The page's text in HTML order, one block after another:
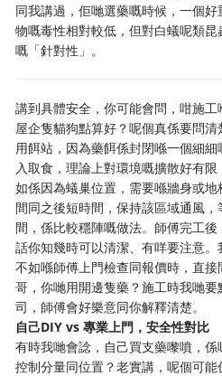
同我講過，佢哋選藥嘅時候，一個
物嘅毒性相對較低，但對白蟻呢類
嘅「針對性」。
講到具體安全，你可能會問，咁施
屋企隻貓狗點算好？呢個真係要問
用餌站，因為藥餌係封閉喺一個細
入取食，理論上對環境嘅擴散好有
如係因為蟻巢位置，需要喺牆身或
間同之後短時間，保持該區域通風
間，係比較穩陣嘅做法。師傅完工後
話你知幾時可以清潔、有咩要注意。
不如喺師傅上門檢查同報價時，直
哥，你哋用開邊隻藥？施工時我哋
司，師傅會好樂意同你解釋清楚。
自己DIY vs 專業上門，安全性對比
有時我哋會諗，自己買支藥嚟噴，
控制分量同位置？老實講，呢個可